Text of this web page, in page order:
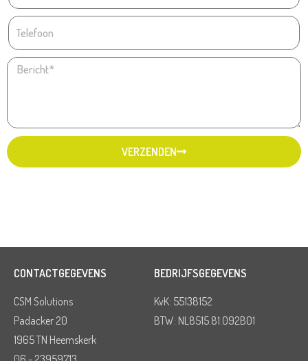
VERZENDEN
CONTACTGEGEVENS
CSM Solutions
Padacker 20
1965 TN Heemskerk
BEDRIJFSGEGEVENS
KvK: 55138152
BTW: NL8515.81.092B01